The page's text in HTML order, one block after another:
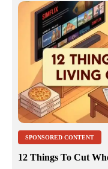
SPONSORED CONTENT
12 Things To Cut